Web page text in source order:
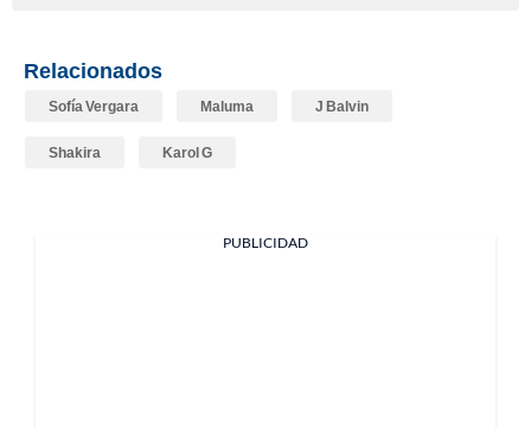
Relacionados
Sofía Vergara Maluma J Balvin
Shakira Karol G
PUBLICIDAD